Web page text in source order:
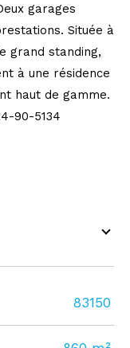
garages
Située à
grand standing,
à une résidence
haut de gamme.
90-5134
83150